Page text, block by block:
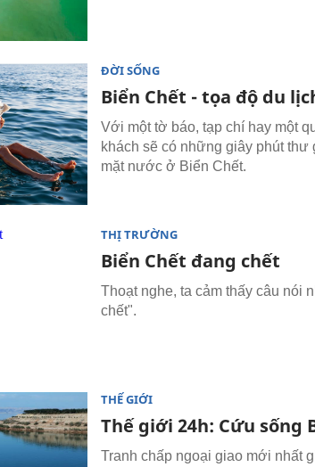
ĐỜI SỐNG
Biển Chết - tọa độ du
Với một tờ báo, tạp chí hay một
khách sẽ có những giây phút thư
mặt nước ở Biển Chết.
THỊ TRƯỜNG
Biển Chết đang chết
Thoạt nghe, ta cảm thấy câu nói
chết".
THẾ GIỚI
Thế giới 24h: Cứu sống
Tranh chấp ngoại giao mới nhất